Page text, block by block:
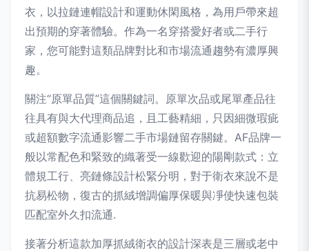
衣，以拉鏈連帽設計和運動休閑風格，為用戶帶來超
出預期的穿著體驗。作為一名穿搭愛好者或二手行
家，您可能對這類品牌對比和市場流通趨勢有濃厚興
趣。
關注“原單品質”這個關鍵詞。原單次品或尾單產品往
往具有與大代理商品追，且工藝精細，只因細微瑕疵
或超額數字流通影響二手市場鏈留存關鍵。AF品牌一
般以常配色和緊致的織著受一線歡迎的陽剛款式：立
體規工行、亮鏈條設計松緊分明，對于衛衣來說不是
抗易松物，復古的抓絨增調偏厚保暖與凈使快速包裝
匹配室外久扣流通.
接著分析這款加厚抓絨衛衣的設計深表是三層或老中